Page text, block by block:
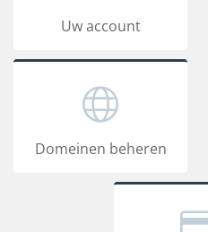
Uw account
Domeinen beheren